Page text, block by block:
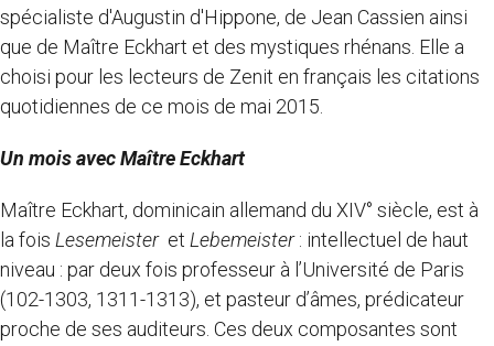
spécialiste d'Augustin d'Hippone, de Jean Cassien ainsi
que de Maître Eckhart et des mystiques rhénans. Elle a
choisi pour les lecteurs de Zenit en français les citations
quotidiennes de ce mois de mai 2015.
Un mois avec Maître Eckhart
Maître Eckhart, dominicain allemand du XIV° siècle, est à
la fois Lesemeisteret Lebemeister: intellectuel de haut
niveau : par deux fois professeur à l’Université de Paris
(102-1303, 1311-1313), et pasteur d’âmes, prédicateur
proche de ses auditeurs. Ces deux composantes sont